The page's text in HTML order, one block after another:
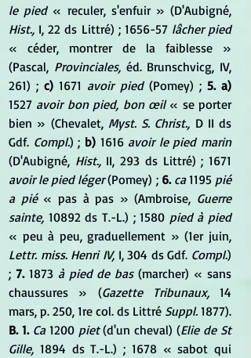
le pied
Hist., I, 22 ds Littré) ; 1656-57 lâcher pied
« céder, montrer de la faiblesse »
(Pascal, Provinciales, éd. Brunschvicg, IV,
261) ; c) 1671 avoir pied (Pomey) ; 5. a)
1527 avoir bon pied, bon œil « se porter
bien » (Chevalet, Myst. S. Christ., D II ds
Gdf. Compl.) ; b) 1616 avoir le pied marin
(D'Aubigné, Hist.,
avoir le pied léger (Pomey) ; 6. ca 1195 pié
a pié « pas à pas » (Ambroise, Guerre
sainte, 10892 ds T.-L.) ; 1580 pied à pied
Lettr. miss. Henri IV, I, 304 ds Gdf. Compl.)
; 7. 1873 à pied de bas (marcher) « sans
chaussures » (Gazette Tribunaux, 14
mars, p. 250, 1re col. ds Littré Suppl.
B. 1. Ca 1200 piet (d'un cheval) (Elie de St
Gille, 1894 ds T.-L.) ; 1678 « sabot qui